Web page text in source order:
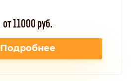
от 11000 руб.
Подробнее